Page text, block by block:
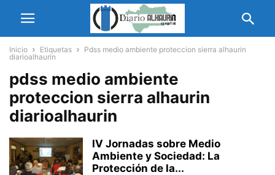
Inicio Etiquetas
Pdss medio ambiente proteccion sierra alhaurin
diarioalhaurin
pdss medio ambiente
proteccion sierra alhaurin
diarioalhaurin
IV Jornadas sobre Medio
Ambiente y Sociedad: La
Protección de la...